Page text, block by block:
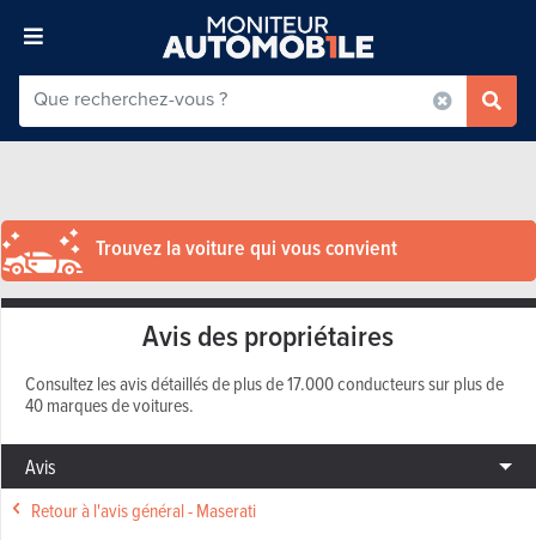
Trouvez la voiture qui vous convient
Avis des propriétaires
Consultez les avis détaillés de plus de 17.000 conducteurs sur plus de
40 marques de voitures.
Avis
Retour à l'avis général - Maserati